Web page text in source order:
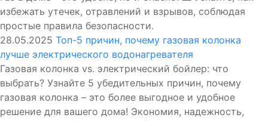
избежать утечек, отравлений и взрывов, соблюдая
простые правила безопасности.
28.05.2025 Топ-5 причин, почему газовая колонка
лучше электрического водонагревателя
Газовая колонка vs. электрический бойлер: что
выбрать? Узнайте 5 убедительных причин, почему
газовая колонка – это более выгодное и удобное
решение для вашего дома! Экономия, надежность,